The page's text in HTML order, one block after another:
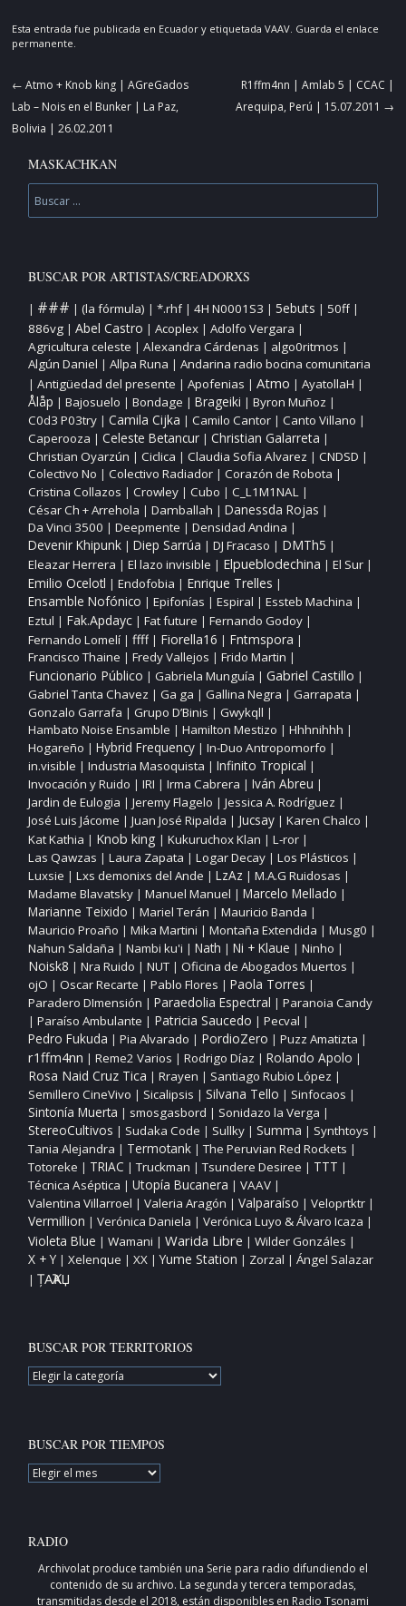
Esta entrada fue publicada en Ecuadory etiquetada VAAV. Guarda el enlace
permanente
Navegador
de
artículos
← Atmo + Knob king | AGreGados
Lab – Nois en el Bunker | La Paz,
Bolivia | 26.02.2011
R1ffm4nn | Amlab 5 | CCAC |
Arequipa, Perú | 15.07.2011 →
MASKACHKAN
Buscar
BUSCAR POR ARTISTAS/CREADORXS
| ### | (la fórmula) | *.rhf| 4H N0001S3 | 5ebuts | 50ff|
886vg| Abel Castro | Acoplex| Adolfo Vergara |
Agricultura celeste | Alexandra Cárdenas | algo0ritmos |
Algún Daniel | Allpa Runa | Andarina radio bocina comunitaria
| Antigüedad del presente | Apofenias | Atmo | AyatollaH |
Ålåp | Bajosuelo | Bondage | Brageiki | Byron Muñoz |
C0d3 P03try| Camila Cijka | Camilo Cantor| Canto Villano |
Caperooza | Celeste Betancur| Christian Galarreta |
Christian Oyarzún | Ciclica | Claudia Sofia Alvarez | CNDSD |
Colectivo No | Colectivo Radiador| Corazón de Robota |
Cristina Collazos | Crowley| Cubo | C_L1M1NAL |
César Ch + Arrehola | Damballah | Danessda Rojas |
Da Vinci 3500 | Deepmente | Densidad Andina |
Devenir Khipunk| Diep Sarrúa | DJ Fracaso | DMTh5 |
Eleazar Herrera | El lazo invisible | Elpueblodechina | El Sur|
Emilio Ocelotl | Endofobia | Enrique Trelles |
Ensamble Nofónico | Epifonías | Espiral | Essteb Machina |
Eztul | Fak.Apdayc| Fat future | Fernando Godoy|
Fernando Lomelí| ffff| Fiorella16 | Fntmspora |
Francisco Thaine | Fredy Vallejos | Frido Martin |
Funcionario Público | Gabriela Munguía | Gabriel Castillo |
Gabriel Tanta Chavez | Ga ga | Gallina Negra | Garrapata |
Gonzalo Garrafa | Grupo D’Binis | Gwykqll |
Hambato Noise Ensamble | Hamilton Mestizo | Hhhnihhh |
Hogareño | Hybrid Frequency| In‑Duo Antropomorfo |
in.visible | Industria Masoquista | Infinito Tropical |
Invocación y Ruido | IRI | Irma Cabrera | Iván Abreu |
Jardin de Eulogia | Jeremy Flagelo | Jessica A. Rodríguez |
José Luis Jácome | Juan José Ripalda | Jucsay| Karen Chalco |
Kat Kathia | Knob king | Kukuruchox Klan | L‑ror|
Las Qawzas | Laura Zapata | Logar Decay| Los Plásticos |
Luxsie | Lxs demonixs del Ande | LzAz | M.A.G Ruidosas |
Madame Blavatsky| Manuel Manuel | Marcelo Mellado |
Marianne Teixido | Mariel Terán | Mauricio Banda |
Mauricio Proaño | Mika Martini | Montaña Extendida | Musg0 |
Nahun Saldaña | Nambi ku'i | Nath | Ni + Klaue | Ninho |
Noisk8 | Nra Ruido | NUT| Oficina de Abogados Muertos |
ojO | Oscar Recarte | Pablo Flores | Paola Torres |
Paradero DImensión | Paraedolia Espectral | Paranoia Candy
| Paraíso Ambulante | Patricia Saucedo | Pecval |
Pedro Fukuda | Pia Alvarado | PordioZero | Puzz Amatizta |
r1ffm4nn | Reme2 Varios | Rodrigo Díaz | Rolando Apolo |
Rosa Naid Cruz Tica | Rrayen | Santiago Rubio López |
Semillero CineVivo | Sicalipsis | Silvana Tello | Sinfocaos |
Sintonía Muerta | smosgasbord | Sonidazo la Verga |
StereoCultivos | Sudaka Code | Sullky| Summa | Synthtoys |
Tania Alejandra | Termotank| The Peruvian Red Rockets |
Totoreke | TRIAC | Truckman | Tsundere Desiree | TTT |
Técnica Aséptica | Utopía Bucanera | VAAV|
Valentina Villarroel | Valeria Aragón | Valparaíso | Veloprtktr|
Vermillion | Verónica Daniela | Verónica Luyo & Álvaro Icaza |
Violeta Blue | Wamani | Warida Libre | Wilder Gonzáles |
X + Y| Xelenque | XX| Yume Station | Zorzal | Ángel Salazar
| ȚAҠAЏ
BUSCAR POR TERRITORIOS
BUSCAR
POR
BUSCAR POR TIEMPOS
BUSCAR
POR
RADIO
Archivolat produce también una Serie para radio difundiendo el
contenido de su archivo. La segunda y tercera temporadas,
transmitidas desde el 2018, están disponibles en Radio Tsonami